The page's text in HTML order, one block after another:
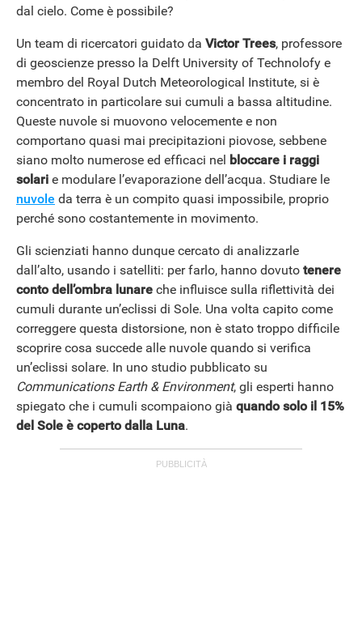
dal cielo. Come è possibile?
Un team di ricercatori guidato da Victor Trees, professore
di geoscienze presso la Delft University of Technolofy e
membro del Royal Dutch Meteorological Institute, si è
concentrato in particolare sui cumuli a bassa altitudine.
Queste nuvole si muovono velocemente e non
comportano quasi mai precipitazioni piovose, sebbene
siano molto numerose ed efficaci nel bloccare i raggi
solari e modulare l’evaporazione dell’acqua. Studiare le
nuvole da terra è un compito quasi impossibile, proprio
perché sono costantemente in movimento.
Gli scienziati hanno dunque cercato di analizzarle
dall’alto, usando i satelliti: per farlo, hanno dovuto tenere
conto dell’ombra lunare che influisce sulla riflettività dei
cumuli durante un’eclissi di Sole. Una volta capito come
correggere questa distorsione, non è stato troppo difficile
scoprire cosa succede alle nuvole quando si verifica
un’eclissi solare. In uno studio pubblicato su
Communications Earth & Environment, gli esperti hanno
spiegato che i cumuli scompaiono già quando solo il 15%
del Sole è coperto dalla Luna.